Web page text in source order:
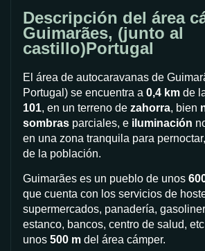
Descripción del área
Guimarães, (junto al
castillo)Portugal
El área de autocaravanas de
Portugal) se encuentra a 0,4 km de
101, en un terreno de zahorra, bien
sombras parciales, e iluminación
en una zona tranquila para
de la población.
Guimarães es un pueblo de unos
que cuenta con los servicios de
supermercados, panadería,
estanco, bancos, centro de salud,
unos 500 m del área cámper.